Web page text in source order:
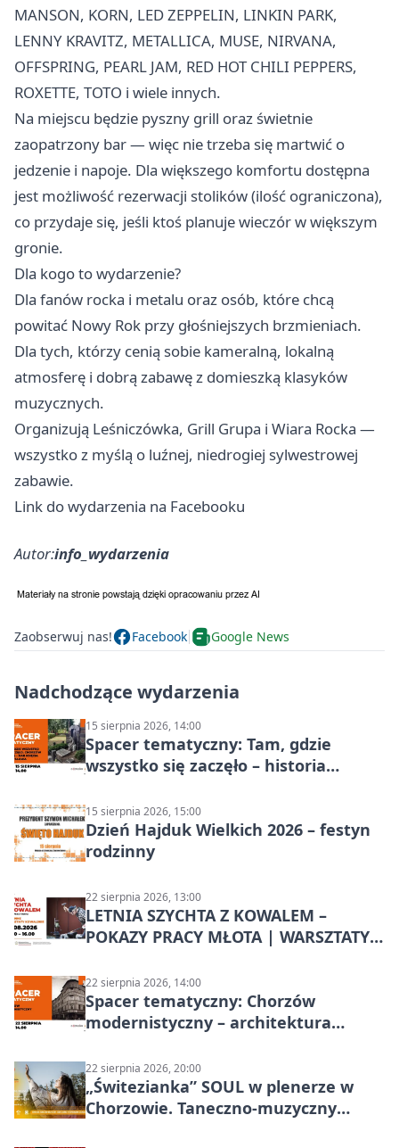
MANSON, KORN, LED ZEPPELIN, LINKIN PARK,
LENNY KRAVITZ, METALLICA, MUSE, NIRVANA,
OFFSPRING, PEARL JAM, RED HOT CHILI PEPPERS,
ROXETTE, TOTO i wiele innych.
Na miejscu będzie pyszny grill oraz świetnie
zaopatrzony bar — więc nie trzeba się martwić o
jedzenie i napoje. Dla większego komfortu dostępna
jest możliwość rezerwacji stolików (ilość ograniczona),
co przydaje się, jeśli ktoś planuje wieczór w większym
gronie.
Dla kogo to wydarzenie?
Dla fanów rocka i metalu oraz osób, które chcą
powitać Nowy Rok przy głośniejszych brzmieniach.
Dla tych, którzy cenią sobie kameralną, lokalną
atmosferę i dobrą zabawę z domieszką klasyków
muzycznych.
Organizują Leśniczówka, Grill Grupa i Wiara Rocka —
wszystko z myślą o luźnej, niedrogiej sylwestrowej
zabawie.
Link do wydarzenia na Facebooku
Autor:info_wydarzenia
Zaobserwuj nas! Facebook Google News
Nadchodzące wydarzenia
15 sierpnia 2026, 14:00
Spacer tematyczny: Tam, gdzie
wszystko się zaczęło – historia
15 sierpnia 2026, 15:00
Dzień Hajduk Wielkich 2026 – festyn
rodzinny
22 sierpnia 2026, 13:00
LETNIA SZYCHTA Z KOWALEM –
POKAZY PRACY MŁOTA | WARSZTATY
22 sierpnia 2026, 14:00
Spacer tematyczny: Chorzów
modernistyczny – architektura
22 sierpnia 2026, 20:00
„Świtezianka” SOUL w plenerze w
Chorzowie. Taneczno-muzyczny